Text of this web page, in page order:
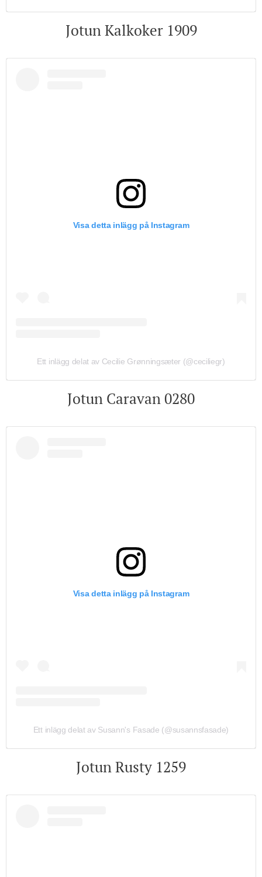
Jotun Kalkoker 1909
Visa detta inlägg på Instagram
Ett inlägg delat av Cecilie Grønningsæter (@ceciliegr)
Jotun Caravan 0280
Visa detta inlägg på Instagram
Ett inlägg delat av Susann's Fasade (@susannsfasade)
Jotun Rusty 1259